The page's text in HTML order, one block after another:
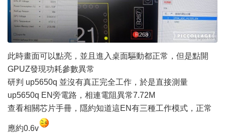
此時畫面可以點亮，並且進入桌面驅動都正常，但是點開
GPUZ發現功耗參數異常
研判 up5650q 並沒有真正完全工作，於是直接測量
up5650q EN旁電路，相連電阻異常7.72M
查看相關芯片手冊，隱約知道這EN有三種工作模式，正常
應約0.6v